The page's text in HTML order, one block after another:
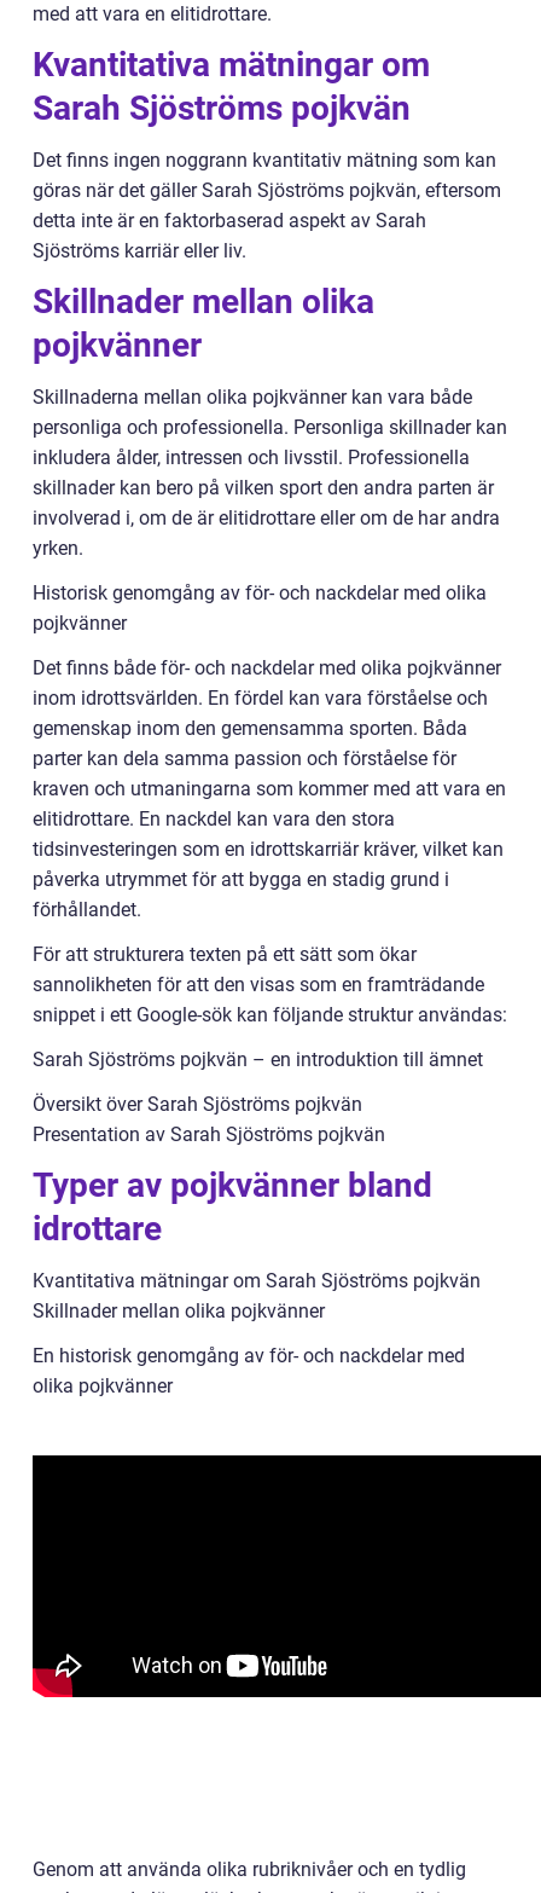
med att vara en elitidrottare.
Kvantitativa mätningar om
Sarah Sjöströms pojkvän
Det finns ingen noggrann kvantitativ mätning som kan
göras när det gäller Sarah Sjöströms pojkvän, eftersom
detta inte är en faktorbaserad aspekt av Sarah
Sjöströms karriär eller liv.
Skillnader mellan olika
pojkvänner
Skillnaderna mellan olika pojkvänner kan vara både
personliga och professionella. Personliga skillnader kan
inkludera ålder, intressen och livsstil. Professionella
skillnader kan bero på vilken sport den andra parten är
involverad i, om de är elitidrottare eller om de har andra
yrken.
Historisk genomgång av för- och nackdelar med olika
pojkvänner
Det finns både för- och nackdelar med olika pojkvänner
inom idrottsvärlden. En fördel kan vara förståelse och
gemenskap inom den gemensamma sporten. Båda
parter kan dela samma passion och förståelse för
kraven och utmaningarna som kommer med att vara en
elitidrottare. En nackdel kan vara den stora
tidsinvesteringen som en idrottskarriär kräver, vilket kan
påverka utrymmet för att bygga en stadig grund i
förhållandet.
För att strukturera texten på ett sätt som ökar
sannolikheten för att den visas som en framträdande
snippet i ett Google-sök kan följande struktur användas:
Sarah Sjöströms pojkvän – en introduktion till ämnet
Översikt över Sarah Sjöströms pojkvän
Presentation av Sarah Sjöströms pojkvän
Typer av pojkvänner bland
idrottare
Kvantitativa mätningar om Sarah Sjöströms pojkvän
Skillnader mellan olika pojkvänner
En historisk genomgång av för- och nackdelar med
olika pojkvänner
Genom att använda olika rubriknivåer och en tydlig